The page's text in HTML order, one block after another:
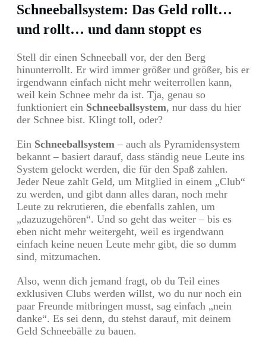
Schneeballsystem: Das Geld rollt…
und rollt… und dann stoppt es
Stell dir einen Schneeball vor, der den Berg
hinunterrollt. Er wird immer größer und größer, bis er
irgendwann einfach nicht mehr weiterrollen kann,
weil kein Schnee mehr da ist. Tja, genau so
funktioniert ein Schneeballsystem, nur dass du hier
der Schnee bist. Klingt toll, oder?
Ein Schneeballsystem – auch als Pyramidensystem
bekannt – basiert darauf, dass ständig neue Leute ins
System gelockt werden, die für den Spaß zahlen.
Jeder Neue zahlt Geld, um Mitglied in einem „Club“
zu werden, und gibt dann alles daran, noch mehr
Leute zu rekrutieren, die ebenfalls zahlen, um
„dazuzugehören“. Und so geht das weiter – bis es
eben nicht mehr weitergeht, weil es irgendwann
einfach keine neuen Leute mehr gibt, die so dumm
sind, mitzumachen.
Also, wenn dich jemand fragt, ob du Teil eines
exklusiven Clubs werden willst, wo du nur noch ein
paar Freunde mitbringen musst, sag einfach „nein
danke“. Es sei denn, du stehst darauf, mit deinem
Geld Schneebälle zu bauen.